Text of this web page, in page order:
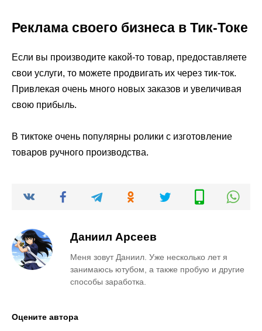
Реклама своего бизнеса в Тик-Токе
Если вы производите какой-то товар, предоставляете
свои услуги, то можете продвигать их через тик-ток.
Привлекая очень много новых заказов и увеличивая
свою прибыль.
В тиктоке очень популярны ролики с изготовление
товаров ручного производства.
Даниил Арсеев
Меня зовут Даниил. Уже несколько лет я
занимаюсь ютубом, а также пробую и другие
способы заработка.
Оцените автора